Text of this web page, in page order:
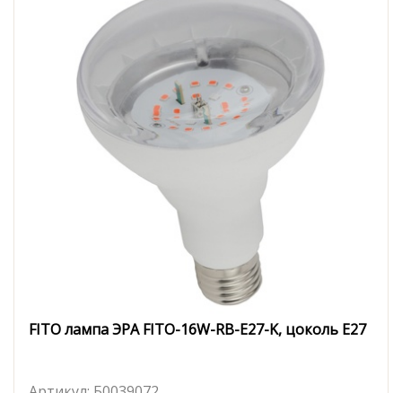
FITO лампа ЭРА FITO-16W-RB-E27-K, цоколь E27